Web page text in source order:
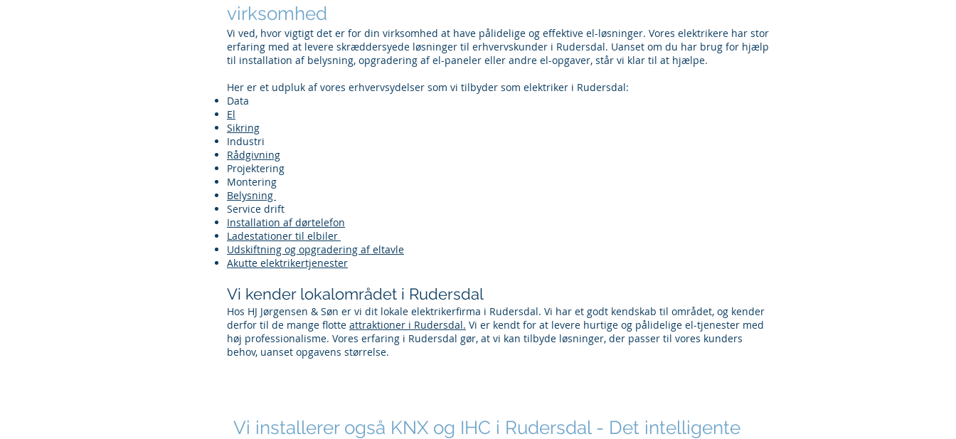
virksomhed
Vi ved, hvor vigtigt det er for din virksomhed at have pålidelige og effektive el-løsninger. Vores elektrikere har stor
erfaring med at levere skræddersyede løsninger til erhvervskunder i Rudersdal. Uanset om du har brug for hjælp
til installation af belysning, opgradering af el-paneler eller andre el-opgaver, står vi klar til at hjælpe.
Her er et udpluk af vores erhvervsydelser som vi tilbyder som elektriker i Rudersdal:
Data
El
Sikring
Industri
Rådgivning
Projektering
Montering
Belysning
Service drift
Installation af dørtelefon
Ladestationer til elbiler
Udskiftning og opgradering af eltavle
Akutte elektrikertjenester
Vi kender lokalområdet i Rudersdal
Hos HJ Jørgensen & Søn er vi dit lokale elektrikerfirma i Rudersdal. Vi har et godt kendskab til området, og kender
derfor til de mange flotte attraktioner i Rudersdal. Vi er kendt for at levere hurtige og pålidelige el-tjenester med
høj professionalisme. Vores erfaring i Rudersdal gør, at vi kan tilbyde løsninger, der passer til vores kunders
behov, uanset opgavens størrelse.
Vi installerer også KNX og IHC i Rudersdal - Det intelligente